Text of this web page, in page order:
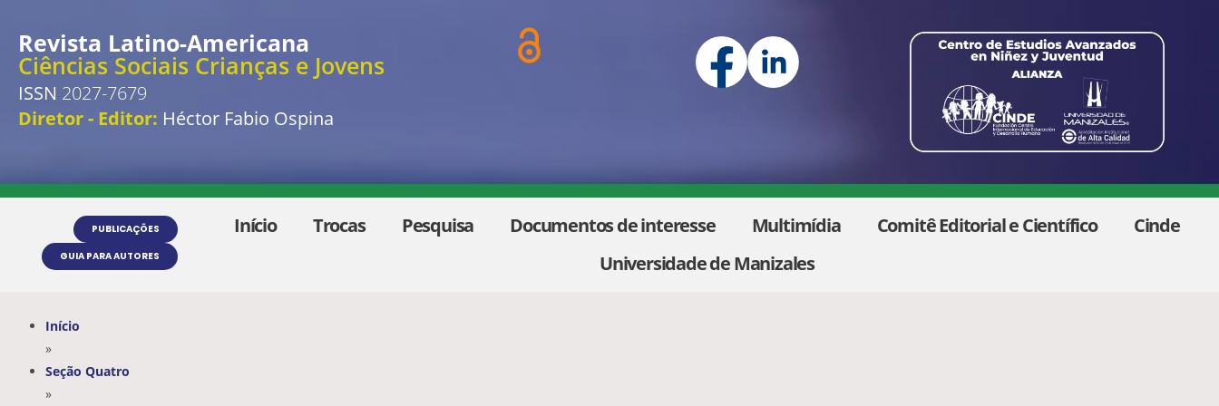
Revista Latino-Americana
Ciências Sociais Crianças e Jovens
ISSN 2027-7679
Diretor - Editor: Héctor Fabio Ospina
PUBLICAÇÕES
GUIA PARA AUTORES
Início Trocas Pesquisa Documentos de interesse Multimídia Comitê Editorial e Científico
Cinde
Universidade de Manizales
Início
»
Seção Quatro
»